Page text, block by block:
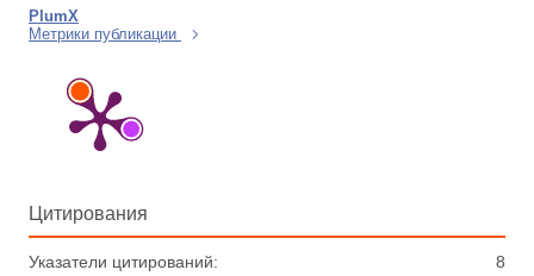
PlumX
Метрики публикации
Цитирования
Указатели цитирований: 8